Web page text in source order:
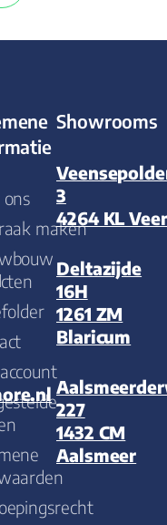
maken
Showrooms
3
4264 KL
Deltazijde
16H
1261 ZM
Blaricum
227
1432 CM
Aalsmeer